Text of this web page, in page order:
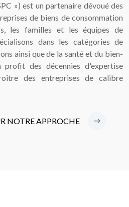
») est un partenaire dévoué des
de biens de consommation
les familles et les équipes de
dans les catégories de
ainsi que de la santé et du bien-
des décennies d'expertise
des entreprises de calibre
NOTRE APPROCHE